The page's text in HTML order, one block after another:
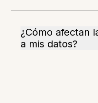
¿Cómo afectan
a mis datos?